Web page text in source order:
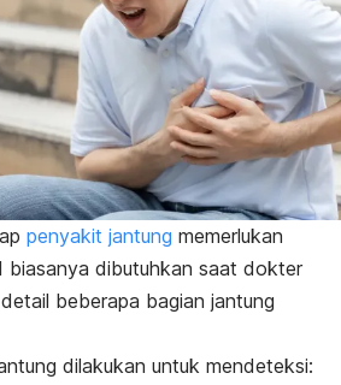
penyakit jantung memerlukan
biasanya dibutuhkan saat dokter
beberapa bagian jantung
dilakukan untuk mendeteksi: